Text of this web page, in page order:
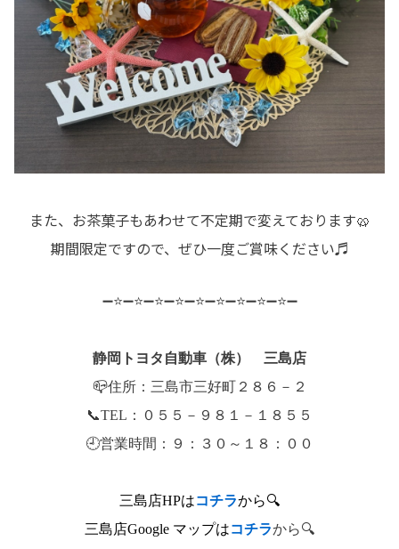
また、お茶菓子もあわせて不定期で変えております🥨
期間限定ですので、ぜひ一度ご賞味ください♬
➖⭐➖⭐➖⭐➖⭐➖⭐➖⭐➖⭐➖⭐➖⭐➖
静岡トヨタ自動車（株） 三島店
📪住所：三島市三好町２８６－２
📞TEL：０５５－９８１－１８５５
🕘営業時間：９：３０～１８：００
三島店HPはコチラから🔍
三島店Google マップはコチラから🔍